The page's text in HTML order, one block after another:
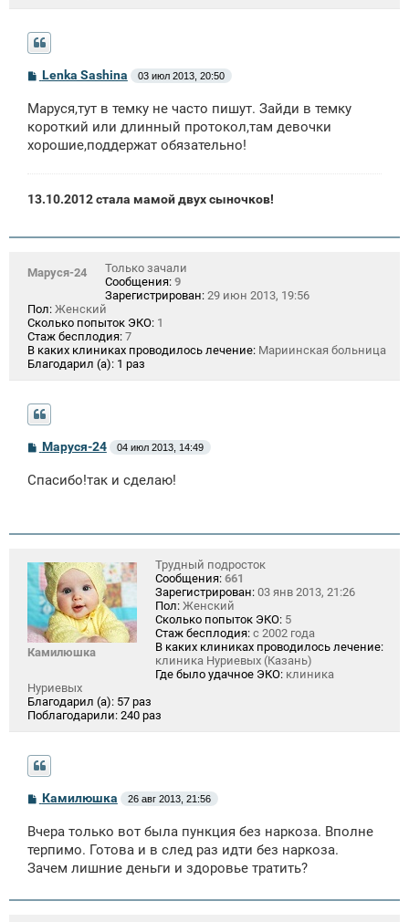
С
о
б
щ
н
Lenka Sashina 03 июл 2013, 20:50
Маруся,тут в темку не часто пишут. Зайди в темку
короткий или длинный протокол,там девочки
хорошие,поддержат обязательно!
13.10.2012 стала мамой двух сыночков!
Маруся-24
Только зачали
Сообщения: 9
Зарегистрирован: 29 июн 2013, 19:56
Пол: Женский
Сколько попыток ЭКО: 1
Стаж бесплодия: 7
В каких клиниках проводилось лечение: Мариинская больница
Благодарил (а): 1 раз
С
о
б
и
Маруся-24 04 июл 2013, 14:49
Спасибо!так и сделаю!
Камилюшка
Трудный подросток
Сообщения: 661
Зарегистрирован: 03 янв 2013, 21:26
Пол: Женский
Сколько попыток ЭКО: 5
Стаж бесплодия: с 2002 года
В каких клиниках проводилось лечение:
клиника Нуриевых (Казань)
Где было удачное ЭКО: клиника
Нуриевых
Благодарил (а): 57 раз
Поблагодарили: 240 раз
С
о
б
щ
е
н
е
Камилюшка 26 авг 2013, 21:56
Вчера только вот была пункция без наркоза. Вполне
терпимо. Готова и в след раз идти без наркоза.
Зачем лишние деньги и здоровье тратить?